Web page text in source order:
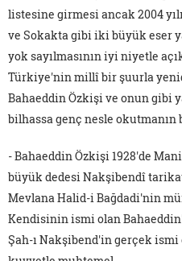
listesine girmesi ancak 2004
ve Sokakta gibi iki büyük eser
yok sayılmasının iyi niyetle
Türkiye'nin millî bir şuurla
Bahaeddin Özkişi ve onun gibi
bilhassa genç nesle okutmanın
- Bahaeddin Özkişi 1928'de
büyük dedesi Nakşibendî
Mevlana Halid-i Bağdadi'nin
Kendisinin ismi olan
Şah-ı Nakşibend'in gerçek